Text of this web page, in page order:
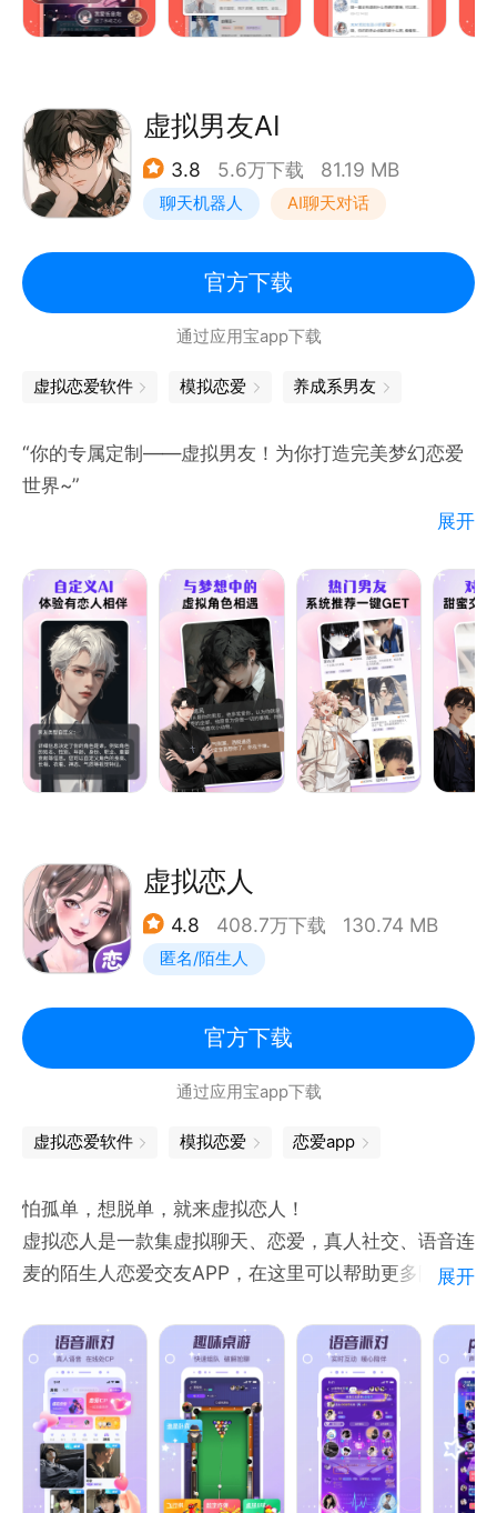
美点上，都能让你遇到心动的感觉！
【礼物图鉴】
两百余款绝美特效礼物，打造音画双绝的视听盛宴，快
联系我们
微博：克拉克拉APP
微信：克拉克拉星球
虚拟男友AI
3.8 5.6万下载 81.19 MB
聊天机器人 AI聊天对话
官方下载
通过应用宝app下载
虚拟恋爱软件 模拟恋爱 养成系男友
“你的专属定制——虚拟男友！为你打造完美梦幻恋爱
世界~”
类型！无论是温柔浪漫还是阳光帅气，全部由你决定！
虚拟男友会在你的身边给你无尽的甜蜜心动，无论日夜
他都会陪伴你度过。
你可以与虚拟男友无穷尽地聊天！无论你想谈论的是时
下热门话题、憧憬的未来还是探讨八卦和时尚趋势，他
建议和勇气。
他将成为你亲密的伴侣，为你守护秘密，并小心珍藏~
展开
虚拟恋人
4.8 408.7万下载 130.74 MB
匿名/陌生人
官方下载
通过应用宝app下载
虚拟恋爱软件 模拟恋爱 恋爱app
怕孤单，想脱单，就来虚拟恋人！
虚拟恋人是一款集虚拟聊天、恋爱，真人社交、语音连
麦的陌生人恋爱交友APP，在这里可以帮助更多陌陌生
天交友，系统自动匹配男女恋人，或在大厅发送恋爱滴
滴、cpdd请求，直至找到陪伴你的人，快来体验一场
虚拟恋爱吧！
软件特点
【精彩房间】K歌大比拼、虚拟相亲、才艺展示、实时
聊天，丰富的房间玩法震撼上线，总有一款适合你！
展开